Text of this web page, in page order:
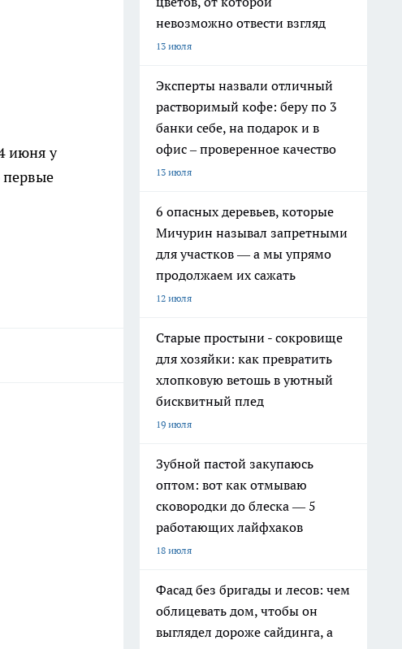
июня у
первые
невозможно отвести взгляд
13 июля
Эксперты назвали отличный
растворимый кофе: беру по 3
банки себе, на подарок и в
офис – проверенное качество
13 июля
6 опасных деревьев, которые
Мичурин называл запретными
для участков — а мы упрямо
продолжаем их сажать
12 июля
Старые простыни - сокровище
для хозяйки: как превратить
хлопковую ветошь в уютный
бисквитный плед
19 июля
Зубной пастой закупаюсь
оптом: вот как отмываю
сковородки до блеска — 5
работающих лайфхаков
18 июля
Фасад без бригады и лесов: чем
облицевать дом, чтобы он
выглядел дороже сайдинга, а